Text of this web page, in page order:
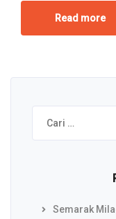
Read more
Cari
untuk:
Semarak